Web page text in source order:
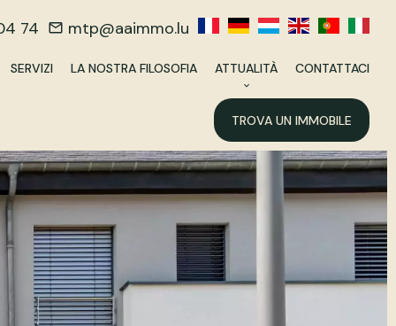
74 mtp@aaimmo.lu
SERVIZI LA NOSTRA FILOSOFIA ATTUALITÀ CONTATTACI
TROVA UN IMMOBILE